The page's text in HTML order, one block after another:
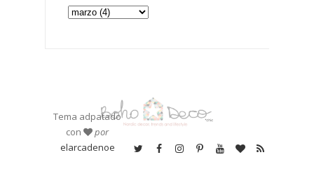
Tema adpatado
con
por
elarcadenoe